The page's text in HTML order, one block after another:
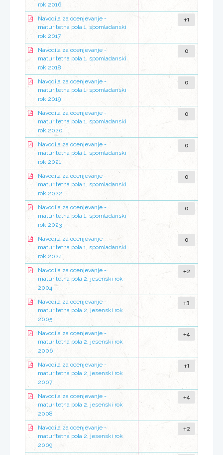
rok 2016
Navodila za ocenjevanje -
maturitetna pola 1, spomladanski
rok 2017
+1
Navodila za ocenjevanje -
maturitetna pola 1, spomladanski
rok 2018
0
Navodila za ocenjevanje -
maturitetna pola 1, spomladanski
rok 2019
0
Navodila za ocenjevanje -
maturitetna pola 1, spomladanski
rok 2020
0
Navodila za ocenjevanje -
maturitetna pola 1, spomladanski
rok 2021
0
Navodila za ocenjevanje -
maturitetna pola 1, spomladanski
rok 2022
0
Navodila za ocenjevanje -
maturitetna pola 1, spomladanski
rok 2023
0
Navodila za ocenjevanje -
maturitetna pola 1, spomladanski
rok 2024
0
Navodila za ocenjevanje -
maturitetna pola 2, jesenski rok
2004
+2
Navodila za ocenjevanje -
maturitetna pola 2, jesenski rok
2005
+3
Navodila za ocenjevanje -
maturitetna pola 2, jesenski rok
2006
+4
Navodila za ocenjevanje -
maturitetna pola 2, jesenski rok
2007
+1
Navodila za ocenjevanje -
maturitetna pola 2, jesenski rok
2008
+4
Navodila za ocenjevanje -
maturitetna pola 2, jesenski rok
2009
+2